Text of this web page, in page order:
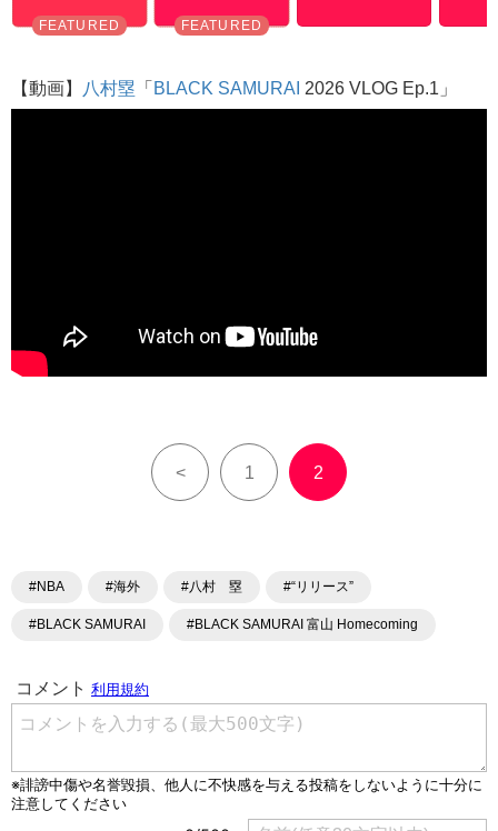
【動画】 八村塁 「 BLACK SAMURAI 2026 VLOG Ep.1」
< 1 2
#NBA #海外 #八村 塁 #“リリース”
#BLACK SAMURAI #BLACK SAMURAI 富山 Homecoming